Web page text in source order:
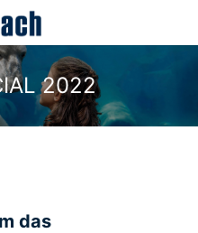
2022
das